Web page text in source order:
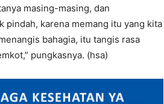
masing-masing, dan
pindah, karena memang itu yang kita
bahagia, itu tangis rasa
pungkasnya. (hsa)